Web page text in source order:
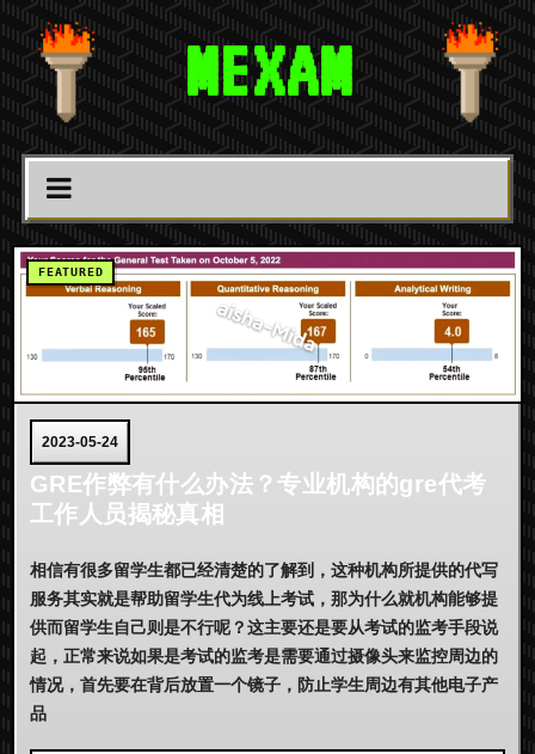
MEXAM
2023-05-24
GRE作弊有什么办法？专业机构的gre代考
工作人员揭秘真相
相信有很多留学生都已经清楚的了解到，这种机构所提供的代写
服务其实就是帮助留学生代为线上考试，那为什么就机构能够提
供而留学生自己则是不行呢？这主要还是要从考试的监考手段说
起，正常来说如果是考试的监考是需要通过摄像头来监控周边的
情况，首先要在背后放置一个镜子，防止学生周边有其他电子产
品